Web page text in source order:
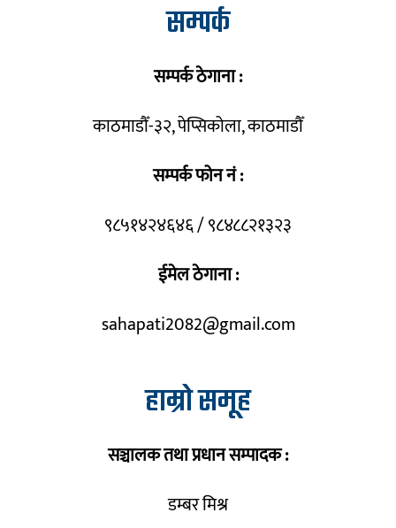
सम्पर्क
सम्पर्क ठेगाना :
काठमाडौँ-३२, पेप्सिकोला, काठमाडौँ
सम्पर्क फोन नं :
९८५१४२४६४६ / ९८४८८२१३२३
ईमेल ठेगाना :
sahapati2082@gmail.com
हाम्रो समूह
सञ्चालक तथा प्रधान सम्पादक :
डम्बर मिश्र